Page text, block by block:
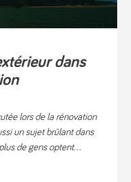
dans
lors de la rénovation
un sujet brûlant dans
de gens optent...